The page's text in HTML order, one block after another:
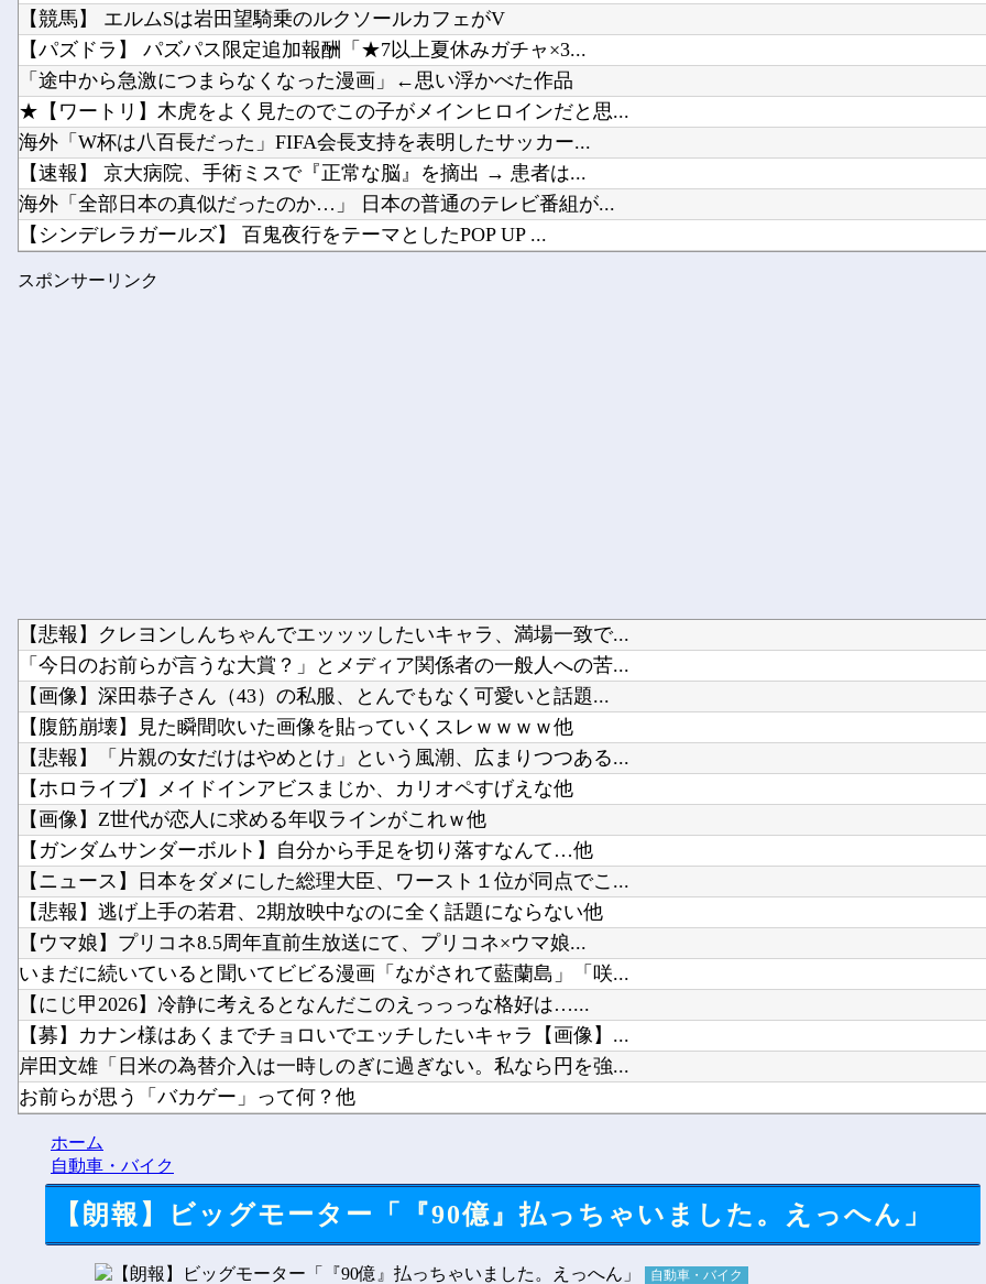
【競馬】 エルムSは岩田望騎乗のルクソールカフェがV
【パズドラ】 パズパス限定追加報酬「★7以上夏休みガチャ×3...
「途中から急激につまらなくなった漫画」←思い浮かべた作品
★【ワートリ】木虎をよく見たのでこの子がメインヒロインだと思...
海外「W杯は八百長だった」FIFA会長支持を表明したサッカー...
【速報】 京大病院、手術ミスで『正常な脳』を摘出 → 患者は...
海外「全部日本の真似だったのか…」 日本の普通のテレビ番組が...
【シンデレラガールズ】 百鬼夜行をテーマとしたPOP UP ...
モラハラ父を見て育ったせいで結婚に希望が持てない私。それなの...
スポンサーリンク
【悲報】クレヨンしんちゃんでエッッッしたいキャラ、満場一致で...
「今日のお前らが言うな大賞？」とメディア関係者の一般人への苦...
【画像】深田恭子さん（43）の私服、とんでもなく可愛いと話題...
【腹筋崩壊】見た瞬間吹いた画像を貼っていくスレｗｗｗｗ他
【悲報】「片親の女だけはやめとけ」という風潮、広まりつつある...
【ホロライブ】メイドインアビスまじか、カリオペすげえな他
【画像】Z世代が恋人に求める年収ラインがこれｗ他
【ガンダムサンダーボルト】自分から手足を切り落すなんて…他
【ニュース】日本をダメにした総理大臣、ワースト１位が同点でこ...
【悲報】逃げ上手の若君、2期放映中なのに全く話題にならない他
【ウマ娘】プリコネ8.5周年直前生放送にて、プリコネ×ウマ娘...
いまだに続いていると聞いてビビる漫画「ながされて藍蘭島」「咲...
【にじ甲2026】冷静に考えるとなんだこのえっっっな格好は…...
【募】カナン様はあくまでチョロいでエッチしたいキャラ【画像】...
岸田文雄「日米の為替介入は一時しのぎに過ぎない。私なら円を強...
お前らが思う「バカゲー」って何？他
ペルソナ４R”メイン”ヒロインの里中千枝さん、来ている服と声...
ホーム
自動車・バイク
【朗報】ビッグモーター「『90億』払っちゃいました。えっへん」
自動車・バイク